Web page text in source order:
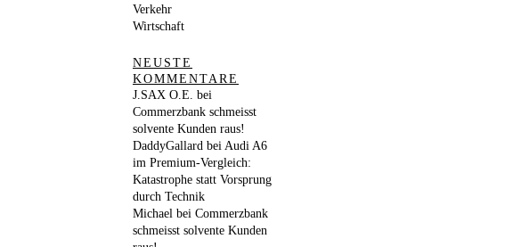
Verkehr
Wirtschaft
NEUSTE
KOMMENTARE
J.SAX O.E. bei
Commerzbank schmeisst
solvente Kunden raus!
DaddyGallard bei Audi A6
im Premium-Vergleich:
Katastrophe statt Vorsprung
durch Technik
Michael bei Commerzbank
schmeisst solvente Kunden